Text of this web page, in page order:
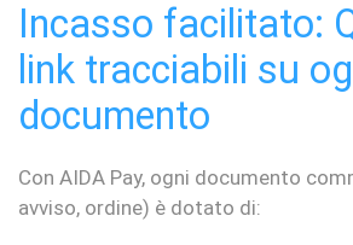
Incasso facilitato:
link tracciabili su
documento
Con AIDA Pay, ogni documento
avviso, ordine) è dotato di: